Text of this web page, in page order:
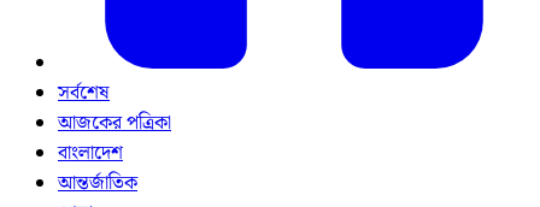
সর্বশেষ
আজকের পত্রিকা
বাংলাদেশ
আন্তর্জাতিক